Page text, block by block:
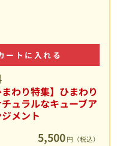
ートに入れる
まわり特集】ひまわり
ュラルなキューブア
メント
5,500 円（税込）